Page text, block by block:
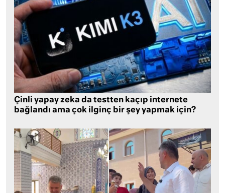
Çinli yapay zeka da testten kaçıp internete
bağlandı ama çok ilginç bir şey yapmak için?